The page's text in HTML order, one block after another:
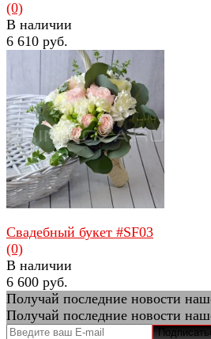
избранное сравнить
(0)
В наличии
6 610 руб.
Свадебный букет #SF03
(0)
В наличии
6 600 руб.
Получай последние новости
Получай последние новости